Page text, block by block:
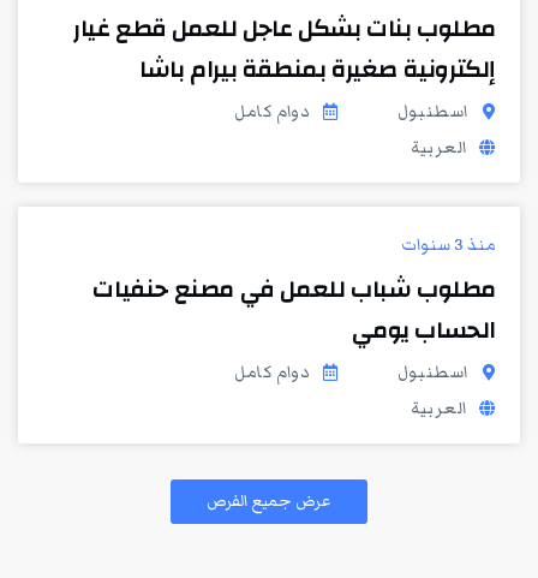
مطلوب بنات بشكل عاجل للعمل قطع غيار
إلكترونية صغيرة بمنطقة بيرام باشا
اسطنبول
دوام كامل
العربية
منذ 3 سنوات
مطلوب شباب للعمل في مصنع حنفيات
الحساب يومي
اسطنبول
دوام كامل
العربية
عرض جميع الفرص